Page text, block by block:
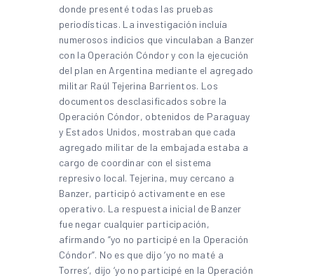
donde presenté todas las pruebas
periodísticas. La investigación incluía
numerosos indicios que vinculaban a Banzer
con la Operación Cóndor y con la ejecución
del plan en Argentina mediante el agregado
militar Raúl Tejerina Barrientos. Los
documentos desclasificados sobre la
Operación Cóndor, obtenidos de Paraguay
y Estados Unidos, mostraban que cada
agregado militar de la embajada estaba a
cargo de coordinar con el sistema
represivo local. Tejerina, muy cercano a
Banzer, participó activamente en ese
operativo. La respuesta inicial de Banzer
fue negar cualquier participación,
afirmando “yo no participé en la Operación
Cóndor”. No es que dijo ‘yo no maté a
Torres’, dijo ‘yo no participé en la Operación